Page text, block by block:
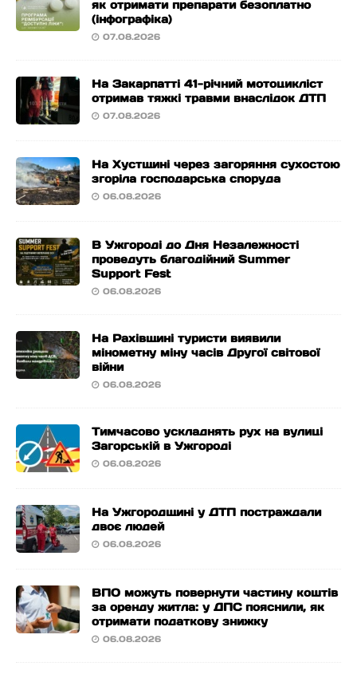
як отримати препарати безоплатно
(інфографіка)
07.08.2026
На Закарпатті 41-річний мотоцикліст
отримав тяжкі травми внаслідок ДТП
07.08.2026
На Хустщині через загоряння сухостою
згоріла господарська споруда
06.08.2026
В Ужгороді до Дня Незалежності
проведуть благодійний Summer
Support Fest
06.08.2026
На Рахівщині туристи виявили
мінометну міну часів Другої світової
війни
06.08.2026
Тимчасово ускладнять рух на вулиці
Загорській в Ужгороді
06.08.2026
На Ужгородщині у ДТП постраждали
двоє людей
06.08.2026
ВПО можуть повернути частину коштів
за оренду житла: у ДПС пояснили, як
отримати податкову знижку
06.08.2026